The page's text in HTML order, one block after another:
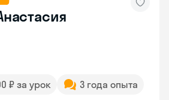
₽ за урок
3 года опыта